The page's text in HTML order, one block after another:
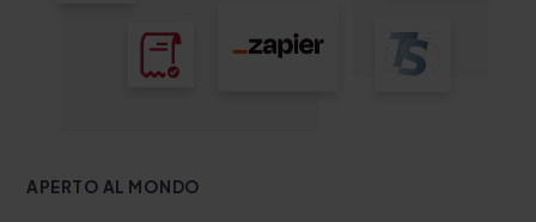
APERTO AL MONDO